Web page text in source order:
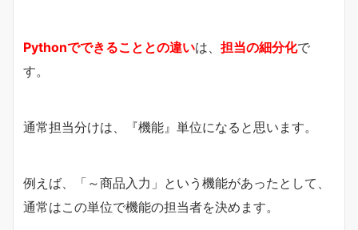
Pythonでできることとの違いは、 担当の細分化で
す。
通常担当分けは、『機能』単位になると思います。
例えば、「～商品入力」という機能があったとして、
通常はこの単位で機能の担当者を決めます。